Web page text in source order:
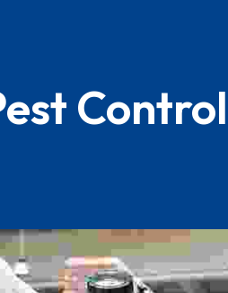
Control